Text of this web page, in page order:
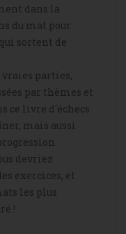
dans la
du mat pour
sortent de
vraies parties,
par thèmes et
ce livre d'échecs
mais aussi
devriez
exercices, et
les plus
!